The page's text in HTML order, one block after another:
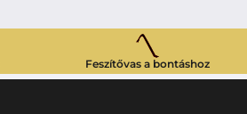
Feszítővas a bontáshoz